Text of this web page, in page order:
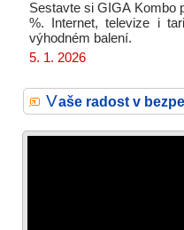
Sestavte si GIGA Kombo
%. Internet, televize i
výhodném balení.
5. 1. 2026
Vaše radost v